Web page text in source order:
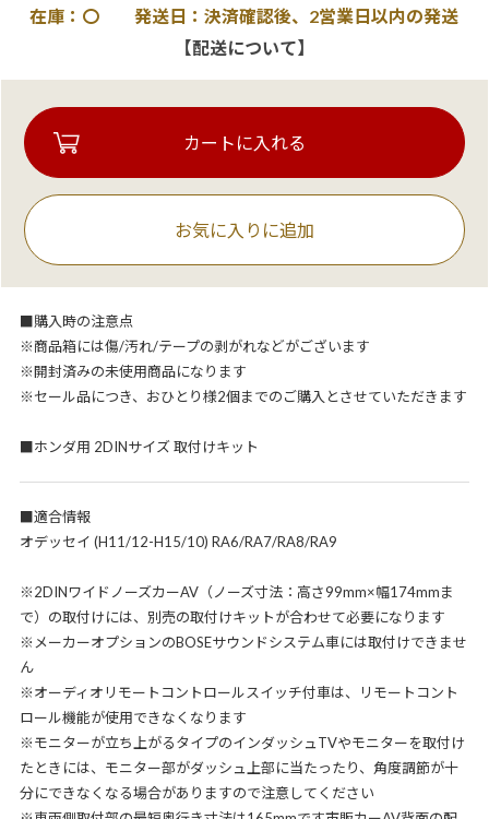
在庫：〇 発送日：決済確認後、2営業日以内の発送
【配送について】
お気に入りに追加
■購入時の注意点
※商品箱には傷/汚れ/テープの剥がれなどがございます
※開封済みの未使用商品になります
※セール品につき、おひとり様2個までのご購入とさせていただきます
■ホンダ用 2DINサイズ 取付けキット
■適合情報
オデッセイ (H11/12-H15/10) RA6/RA7/RA8/RA9
※2DINワイドノーズカーAV（ノーズ寸法：高さ99mm×幅174mmま
で）の取付けには、別売の取付けキットが合わせて必要になります
※メーカーオプションのBOSEサウンドシステム車には取付けできませ
ん
※オーディオリモートコントロールスイッチ付車は、リモートコント
ロール機能が使用できなくなります
※モニターが立ち上がるタイプのインダッシュTVやモニターを取付け
たときには、モニター部がダッシュ上部に当たったり、角度調節が十
分にできなくなる場合がありますので注意してください